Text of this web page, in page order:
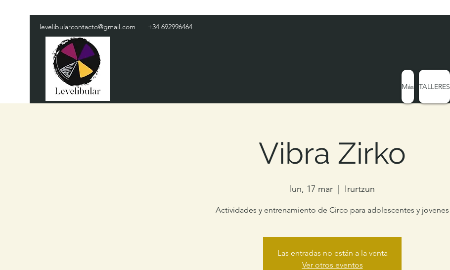
levelibularcontacto@gmail.com +34 692996464
TALLERES
Más
Vibra Zirko
lun, 17 mar Irurtzun
Actividades y entrenamiento de Circo para adolescentes y jovenes
Las entradas no están a la venta
Ver otros eventos